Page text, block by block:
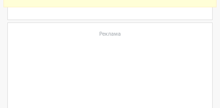
Реклама